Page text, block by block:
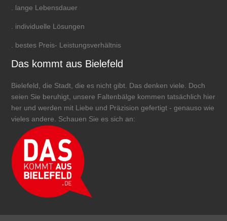
. lange Lebensdauer
. individuelle Lösungen
. bestes Preis- Leistungsverhältnis
Das kommt aus Bielefeld
Bielefeld, die Stadt, die es nicht gibt. Das denken viele. Doch
seien Sie beruhigt, unsere Faltenbälge kommen tatsächlich hier
her und werden mit Liebe und Präzision gefertigt - genauso wie
vieles andere. Schauen Sie es sich an: